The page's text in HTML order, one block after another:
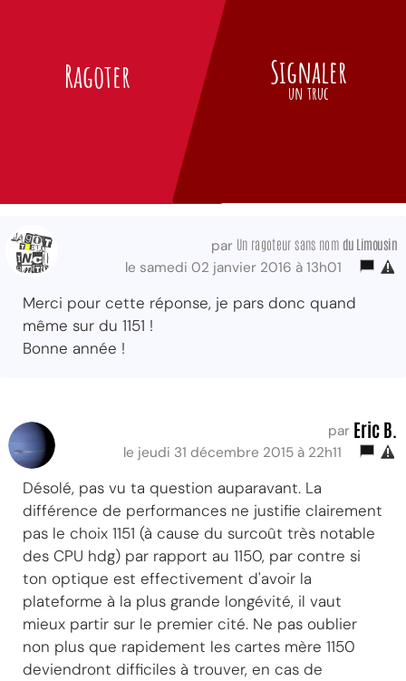
Ragoter Signaler
un truc
par Un ragoteur sans nom du Limousin
le samedi 02 janvier 2016 à 13h01
Merci pour cette réponse, je pars donc quand
même sur du 1151 !
Bonne année !
par Eric B.
le jeudi 31 décembre 2015 à 22h11
Désolé, pas vu ta question auparavant. La
différence de performances ne justifie clairement
pas le choix 1151 (à cause du surcoût très notable
des CPU hdg) par rapport au 1150, par contre si
ton optique est effectivement d'avoir la
plateforme à la plus grande longévité, il vaut
mieux partir sur le premier cité. Ne pas oublier
non plus que rapidement les cartes mère 1150
deviendront difficiles à trouver, en cas de